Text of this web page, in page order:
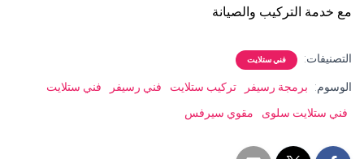
مع خدمة التركيب والصيانة
التصنيفات: فني ستلايت
الوسوم: برمجة رسيفر تركيب ستلايت فني رسيفر
فني ستلايت
فني ستلايت سلوى
مقوي سيرفس